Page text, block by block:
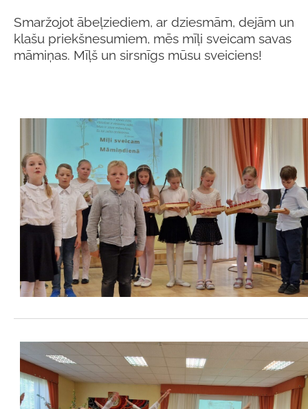
Smaržojot ābeļziediem, ar dziesmām, dejām un
klašu priekšnesumiem, mēs mīļi sveicam savas
māmiņas. Mīļš un sirsnīgs mūsu sveiciens!